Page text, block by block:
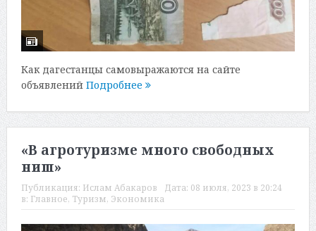
Как дагестанцы самовыражаются на сайте
объявлений Подробнее
«В агротуризме много свободных
ниш»
Публикация: Ислам Абакаров Дата: 08 июля, 2023 в 20:24
в: Главное, Туризм, Экономика